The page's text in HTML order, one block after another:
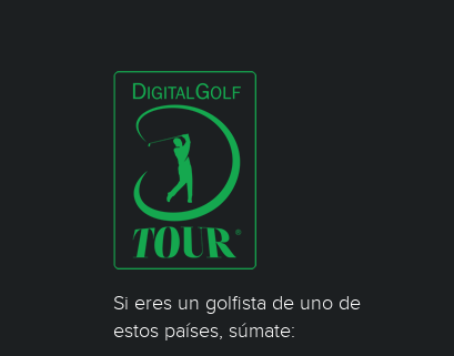
Si eres un golfista de uno de
estos países, súmate: